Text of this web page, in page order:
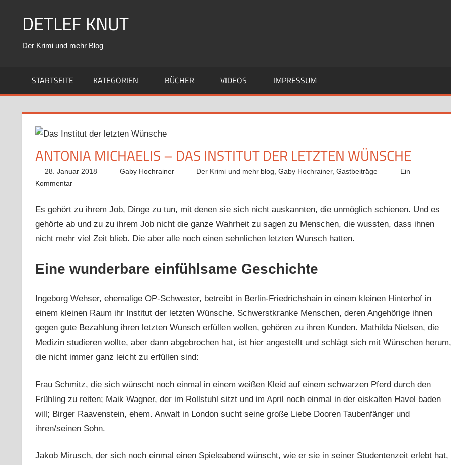
DETLEF KNUT
Der Krimi und mehr Blog
STARTSEITE KATEGORIEN BÜCHER VIDEOS IMPRESSUM
ANTONIA MICHAELIS – DAS INSTITUT DER LETZTEN WÜNSCHE
28. Januar 2018 Gaby Hochrainer Der Krimi und mehr blog ,Gaby Hochrainer,Gastbeiträge
Ein
Kommentar
Es gehört zu ihrem Job, Dinge zu tun, mit denen sie sich nicht auskannten, die unmöglich schienen. Und es
gehörte ab und zu zu ihrem Job nicht die ganze Wahrheit zu sagen zu Menschen, die wussten, dass ihnen
nicht mehr viel Zeit blieb. Die aber alle noch einen sehnlichen letzten Wunsch hatten.
Eine wunderbare einfühlsame Geschichte
Ingeborg Wehser, ehemalige OP-Schwester, betreibt in Berlin-Friedrichshain in einem kleinen Hinterhof in
einem kleinen Raum ihr Institut der letzten Wünsche. Schwerstkranke Menschen, deren Angehörige ihnen
gegen gute Bezahlung ihren letzten Wunsch erfüllen wollen, gehören zu ihren Kunden. Mathilda Nielsen, die
Medizin studieren wollte, aber dann abgebrochen hat, ist hier angestellt und schlägt sich mit Wünschen herum,
die nicht immer ganz leicht zu erfüllen sind:
Frau Schmitz, die sich wünscht noch einmal in einem weißen Kleid auf einem schwarzen Pferd durch den
Frühling zu reiten; Maik Wagner, der im Rollstuhl sitzt und im April noch einmal in der eiskalten Havel baden
will; Birger Raavenstein, ehem. Anwalt in London sucht seine große Liebe Dooren Taubenfänger und
ihren/seinen Sohn.
Jakob Mirusch, der sich noch einmal einen Spieleabend wünscht, wie er sie in seiner Studentenzeit erlebt hat,